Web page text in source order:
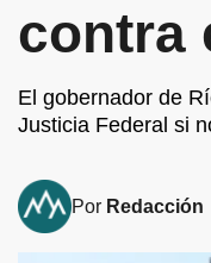
contra
El gobernador de
Justicia Federal si
Por Redacción